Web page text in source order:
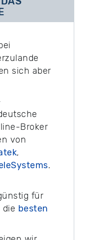
sich aber
Broker
von
,
.
für
die besten